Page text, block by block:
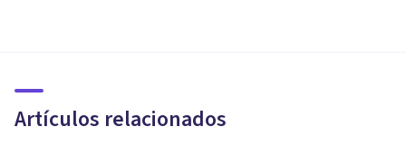
Artículos relacionados
aprendizaje y la creatividad